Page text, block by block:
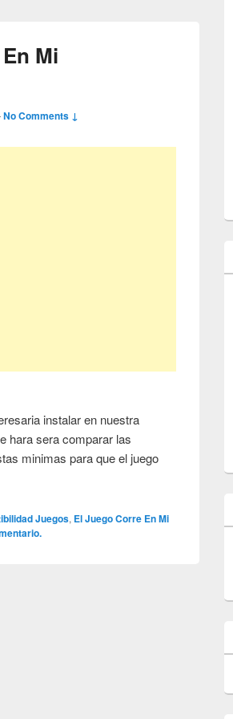
Mi
No Comments ↓
instalar en nuestra
hara sera comparar las
minimas para que el juego
Juegos, El Juego Corre En Mi